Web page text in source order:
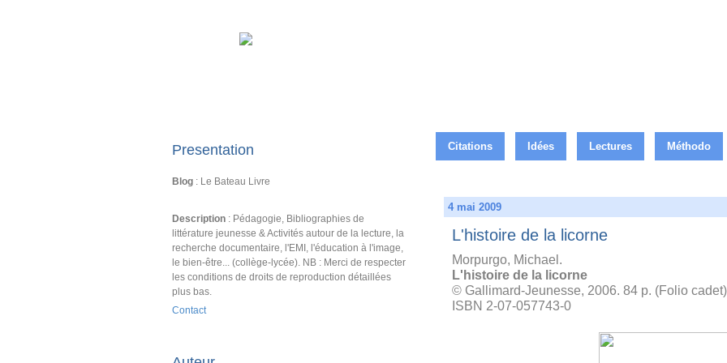
Presentation
Blog : Le Bateau Livre
Description : Pédagogie, Bibliographies de
littérature jeunesse & Activités autour de la lecture, la
recherche documentaire, l'EMI, l'éducation à l'image,
le bien-être... (collège-lycée). NB : Merci de respecter
les conditions de droits de reproduction détaillées
plus bas.
Contact
Citations Idées Lectures Méthodo
4 mai 2009
L'histoire de la licorne
Morpurgo, Michael.
L'histoire de la licorne
© Gallimard-Jeunesse, 2006. 84 p. (Folio cadet)
ISBN 2-07-057743-0